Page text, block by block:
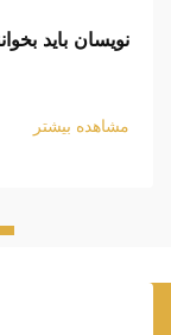
نویسان باید
مشاهده بیشتر